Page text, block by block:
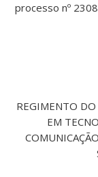
processo nº
REGIMENTO
EM